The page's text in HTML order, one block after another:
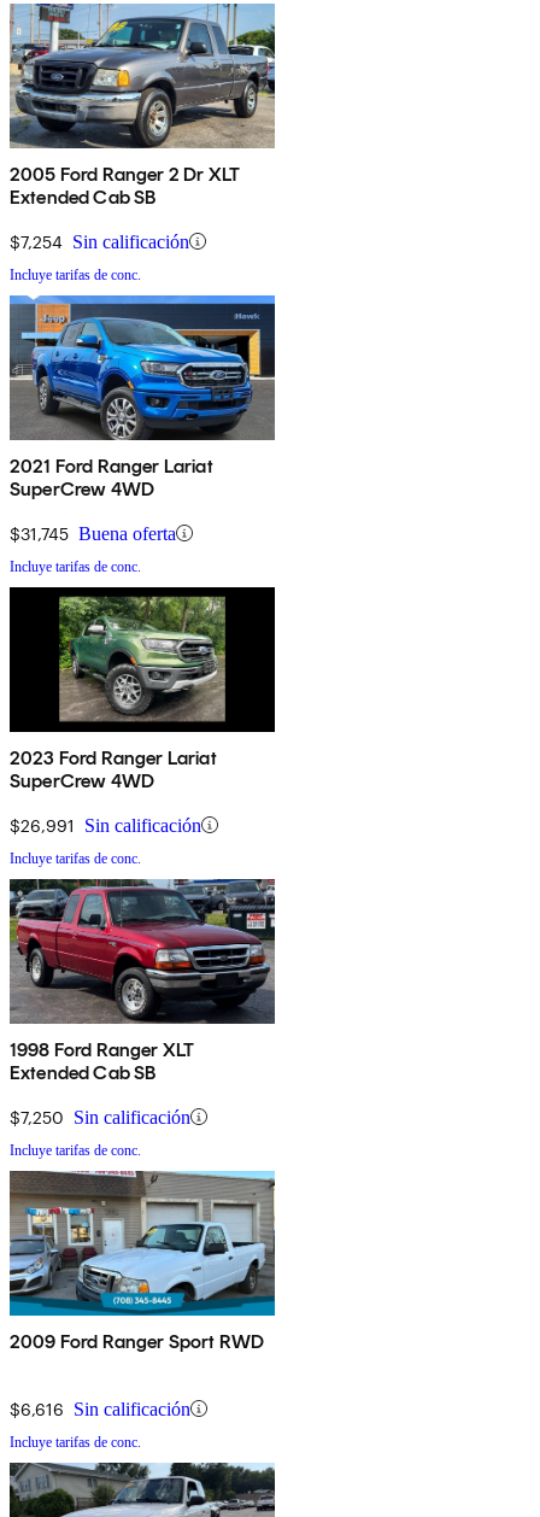
2005 Ford Ranger 2 Dr XLT
Extended Cab SB
$7,254 Sin calificación
Incluye tarifas de conc.
2021 Ford Ranger Lariat
SuperCrew 4WD
$31,745 Buena oferta
Incluye tarifas de conc.
2023 Ford Ranger Lariat
SuperCrew 4WD
$26,991 Sin calificación
Incluye tarifas de conc.
1998 Ford Ranger XLT
Extended Cab SB
$7,250 Sin calificación
Incluye tarifas de conc.
2009 Ford Ranger Sport RWD
$6,616 Sin calificación
Incluye tarifas de conc.